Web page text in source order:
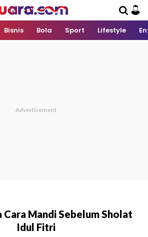
Bisnis Bola Sport Lifestyle
Cara Mandi Sebelum Sholat
Idul Fitri